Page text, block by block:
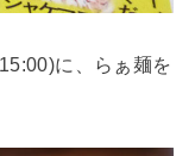
に、らぁ麺を